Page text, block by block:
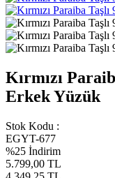
Kırmızı
Erkek Yüzük
Stok Kodu :
EGYT-677
%25 İndirim
5.799,00 TL